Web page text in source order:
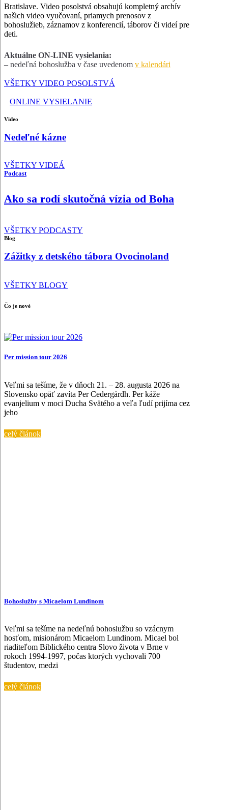
Bratislave. Video posolstvá obsahujú kompletný archív
našich video vyučovaní, priamych prenosov z
bohoslužieb, záznamov z konferencií, táborov či videí pre
deti.
Aktuálne ON-LINE vysielania:
– nedeľná bohoslužba v čase uvedenom v kalendári
VŠETKY VIDEO POSOLSTVÁ
ONLINE VYSIELANIE
Video
Nedeľné kázne
VŠETKY VIDEÁ
Podcast
Ako sa rodí skutočná vízia od Boha
VŠETKY PODCASTY
Blog
Zážitky z detského tábora Ovocinoland
VŠETKY BLOGY
Čo je nové
Per mission tour 2026
Veľmi sa tešíme, že v dňoch 21. – 28. augusta 2026 na
Slovensko opäť zavíta Per Cedergårdh. Per káže
evanjelium v moci Ducha Svätého a veľa ľudí prijíma cez
jeho
celý článok
Bohoslužby s Micaelom Lundinom
Veľmi sa tešíme na nedeľnú bohoslužbu so vzácnym
hosťom, misionárom Micaelom Lundinom. Micael bol
riaditeľom Biblického centra Slovo života v Brne v
rokoch 1994-1997, počas ktorých vychovali 700
študentov, medzi
celý článok